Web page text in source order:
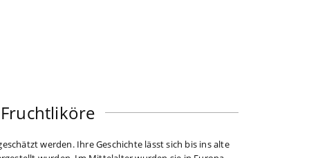
werden. Ihre Geschichte lässt sich bis ins alte